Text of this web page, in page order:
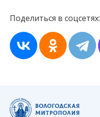
Поделиться в соцсетях: